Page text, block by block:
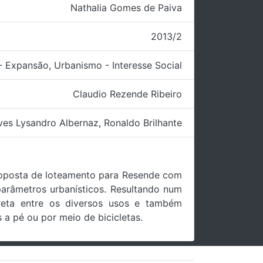
Nathalia Gomes de Paiva
2013/2
Expansão, Urbanismo - Interesse Social
Claudio Rezende Ribeiro
Lysandro Albernaz, Ronaldo Brilhante
de loteamento para Resende com
urbanísticos. Resultando num
entre os diversos usos e também
a pé ou por meio de bicicletas.